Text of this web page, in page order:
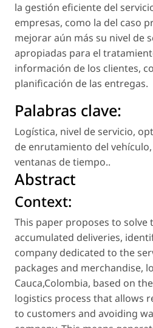
la gestión eficiente del
empresas, como la del caso
mejorar aún más su nivel de
apropiadas para el
información de los clientes,
planificación de las entregas.
Palabras clave:
Logística, nivel de servicio,
de enrutamiento del vehículo,
ventanas de tiempo..
Abstract
Context:
This paper proposes to
accumulated deliveries,
company dedicated to the
packages and merchandise,
Cauca,Colombia, based on
logistics process that allows
to customers and avoiding